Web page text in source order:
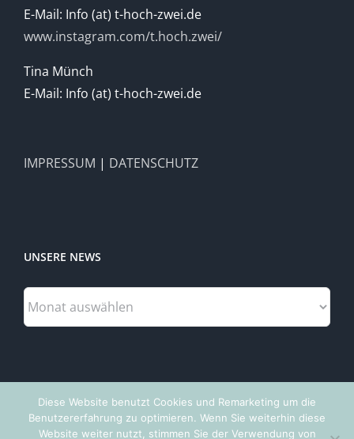
E-Mail: Info (at) t-hoch-zwei.de
www.instagram.com/t.hoch.zwei/
Tina Münch
E-Mail: Info (at) t-hoch-zwei.de
IMPRESSUM | DATENSCHUTZ
UNSERE NEWS
News
Diese Website benutzt Cookies und Remarketing um die
Benutzererfahrung zu optimieren. Wenn Sie weiterhin diese
Website weiter nutzt, stimmen Sie der Verwendung von